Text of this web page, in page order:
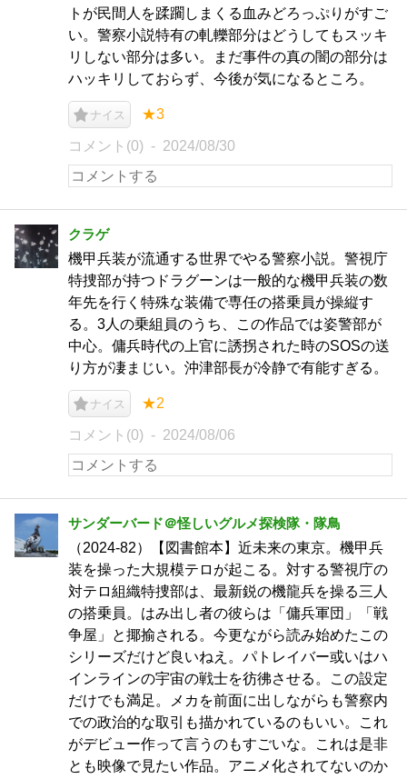
トが民間人を蹂躙しまくる血みどろっぷりがすご
い。警察小説特有の軋轢部分はどうしてもスッキ
リしない部分は多い。まだ事件の真の闇の部分は
ハッキリしておらず、今後が気になるところ。
ナイス ★3
コメント(0) 2024/08/30
クラゲ
機甲兵装が流通する世界でやる警察小説。警視庁
特捜部が持つドラグーンは一般的な機甲兵装の数
年先を行く特殊な装備で専任の搭乗員が操縦す
る。3人の乗組員のうち、この作品では姿警部が
中心。傭兵時代の上官に誘拐された時のSOSの送
り方が凄まじい。沖津部長が冷静で有能すぎる。
ナイス ★2
コメント(0) 2024/08/06
サンダーバード＠怪しいグルメ探検隊・隊鳥
（2024-82）【図書館本】近未来の東京。機甲兵
装を操った大規模テロが起こる。対する警視庁の
対テロ組織特捜部は、最新鋭の機龍兵を操る三人
の搭乗員。はみ出し者の彼らは「傭兵軍団」「戦
争屋」と揶揄される。今更ながら読み始めたこの
シリーズだけど良いねえ。パトレイバー或いはハ
インラインの宇宙の戦士を彷彿させる。この設定
だけでも満足。メカを前面に出しながらも警察内
での政治的な取引も描かれているのもいい。これ
がデビュー作って言うのもすごいな。これは是非
とも映像で見たい作品。アニメ化されてないのか